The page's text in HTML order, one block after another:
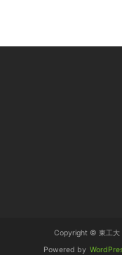
Copyright © 東工
Powered by